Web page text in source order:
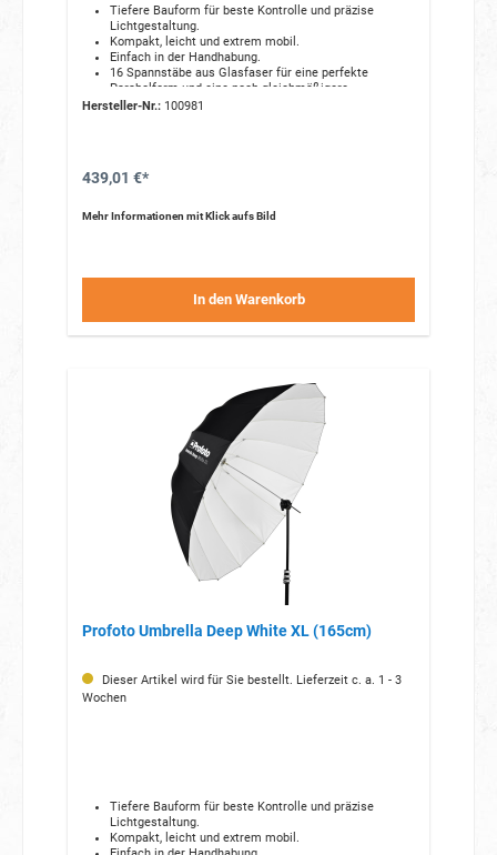
Tiefere Bauform für beste Kontrolle und präzise
Lichtgestaltung.
Kompakt, leicht und extrem mobil.
Einfach in der Handhabung.
16 Spannstäbe aus Glasfaser für eine perfekte
Parabolform und eine noch gleichmäßigere
Lichtstreuung.
Ein optionaler Diffusor sorgt für ein weicheres,
Geliefert wird er in einer gelabelten Tasche, die den
Hersteller-Nr.:100981
439,01 €*
Mehr Informationen mit Klick aufs Bild
In den Warenkorb
Profoto Umbrella Deep White XL (165cm)
Dieser Artikel wird für Sie bestellt. Lieferzeit c. a. 1 - 3
Wochen
Tiefere Bauform für beste Kontrolle und präzise
Lichtgestaltung.
Kompakt, leicht und extrem mobil.